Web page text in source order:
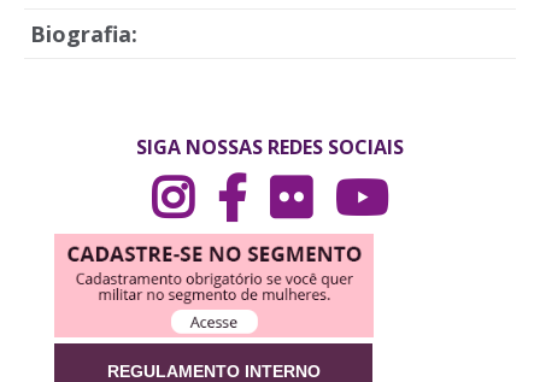
Biografia:
SIGA NOSSAS REDES SOCIAIS
REGULAMENTO INTERNO